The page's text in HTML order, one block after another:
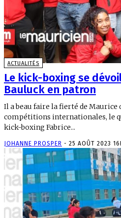
ACTUALITÉS
Le kick-boxing se
Bauluck en patron
Il a beau faire la fierté de Maurice
compétitions internationales, le
kick-boxing Fabrice...
JOHANNE PROSPER - 25 AOÛT 2023